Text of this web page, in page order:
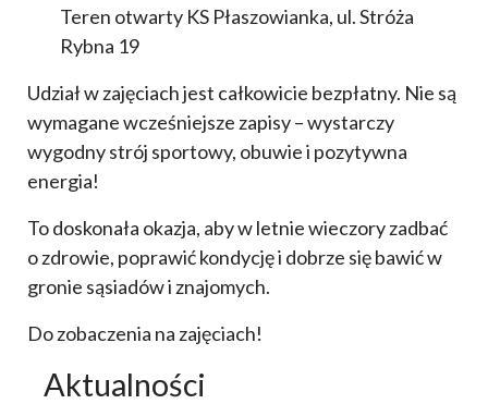
Teren otwarty KS Płaszowianka, ul. Stróża
Rybna 19
Udział w zajęciach jest całkowicie bezpłatny. Nie są
wymagane wcześniejsze zapisy – wystarczy
wygodny strój sportowy, obuwie i pozytywna
energia!
To doskonała okazja, aby w letnie wieczory zadbać
o zdrowie, poprawić kondycję i dobrze się bawić w
gronie sąsiadów i znajomych.
Do zobaczenia na zajęciach!
Aktualności